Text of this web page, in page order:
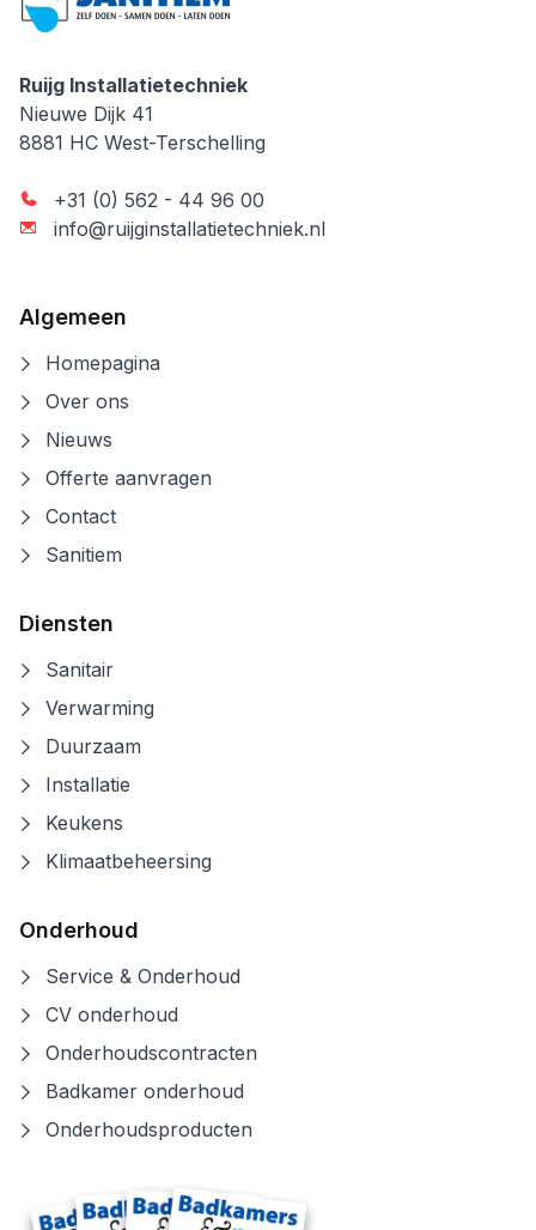
Ruijg Installatietechniek
Ruijg Installatietechniek
Nieuwe Dijk 41
8881 HC West-Terschelling
+31 (0) 562 - 44 96 00
info@ruijginstallatietechniek.nl
Algemeen
Homepagina
Over ons
Nieuws
Offerte aanvragen
Contact
Sanitiem
Diensten
Sanitair
Verwarming
Duurzaam
Installatie
Keukens
Klimaatbeheersing
Onderhoud
Service & Onderhoud
CV onderhoud
Onderhoudscontracten
Badkamer onderhoud
Onderhoudsproducten